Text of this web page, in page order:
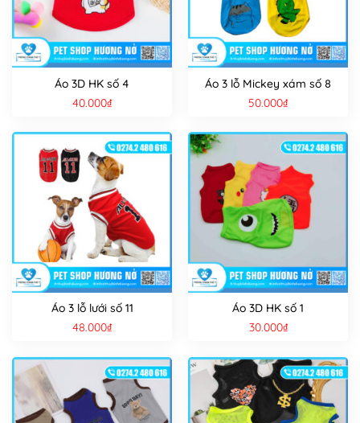
Áo 3D HK số 4
40.000₫
Áo 3 lỗ Mickey xám số 8
50.000₫
Áo 3 lỗ lưới số 11
48.000₫
Áo 3D HK số 1
30.000₫